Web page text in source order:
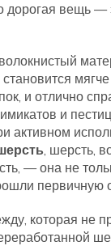
дорогая вещь —
и отлично
и
активном
, шерсть,
, — она не
первичную
которая не